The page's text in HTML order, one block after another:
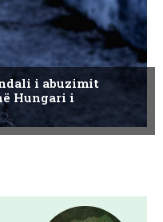
i abuzimit
Hungari i